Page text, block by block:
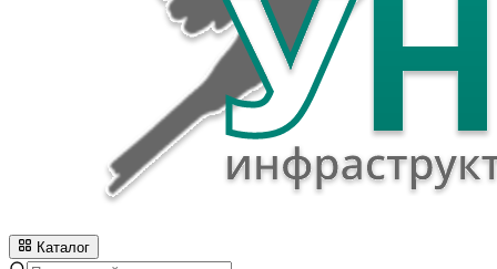
Каталог